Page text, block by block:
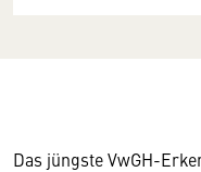
Das jüngste VwGH-